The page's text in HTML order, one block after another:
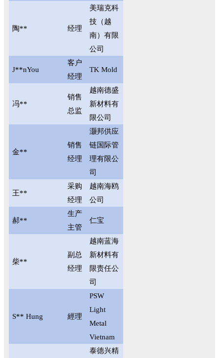
陶** 经理
美瑞克科
技（越
南）有限
公司
J**nYou
客户
经理
TK Mold
冯**
销售
总监
越南德盛
新材料有
限公司
金**
销售
经理
灏邦供应
链国际管
理有限公
司
王**
采购
经理
越南海鸥
公司
郝**
生产
主管
仁宝
柴**
副总
经理
越南蓝海
新材料有
限责任公
司
S** Hung 經理
PSW
Light
Metal
Vietnam
泰德兴精